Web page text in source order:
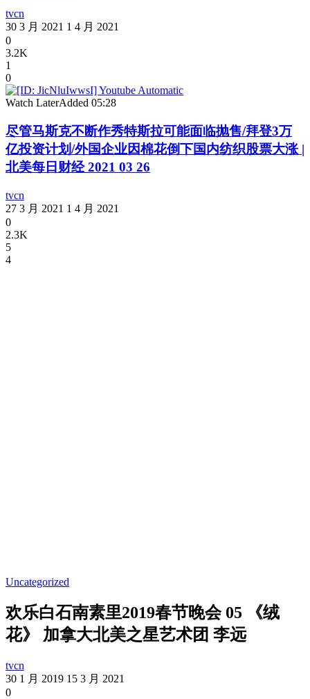
tvcn
30 3 月 2021 1 4 月 2021
0
3.2K
1
0
Watch LaterAdded 05:28
尽管马斯克不断作秀特斯拉可能面临抛售/拜登3万
亿投资计划/外国企业因棉花倒下国内纺织股票大涨 |
北美每日财经 2021 03 26
tvcn
27 3 月 2021 1 4 月 2021
0
2.3K
5
4
Uncategorized
欢乐白石南素里2019春节晚会 05 《绒
花》 加拿大北美之星艺术团 李远
tvcn
30 1 月 2019 15 3 月 2021
0